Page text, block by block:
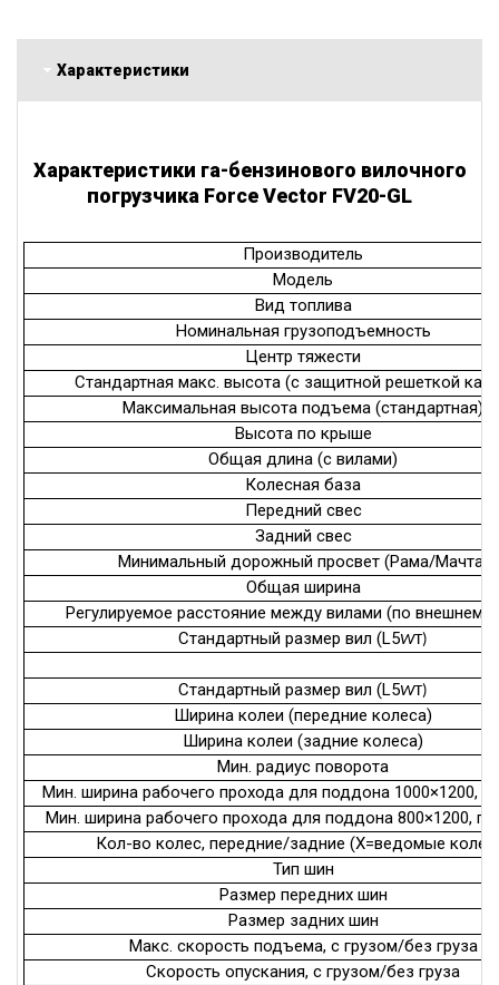
Характеристики
Характеристики га-бензинового вилочного
погрузчика Force Vector FV20-GL
Производитель
Модель
Вид топлива
Номинальная грузоподъемность
Центр тяжести
Стандартная макс. высота (с защитной решеткой
Максимальная высота подъема (стандартная)
Высота по крыше
Общая длина (с вилами)
Колесная база
Передний свес
Задний свес
Минимальный дорожный просвет (Рама/Мачта)
Общая ширина
Регулируемое расстояние между вилами (по внешнему
Стандартный размер вил (L5WT)
Стандартный размер вил (L5WT)
Ширина колеи (передние колеса)
Ширина колеи (задние колеса)
Мин. радиус поворота
Мин. ширина рабочего прохода для поддона 1000×1200,
Мин. ширина рабочего прохода для поддона 800×1200,
Кол-во колес, передние/задние (X=ведомые
Тип шин
Размер передних шин
Размер задних шин
Макс. скорость подъема, с грузом/без груза
Скорость опускания, с грузом/без груза